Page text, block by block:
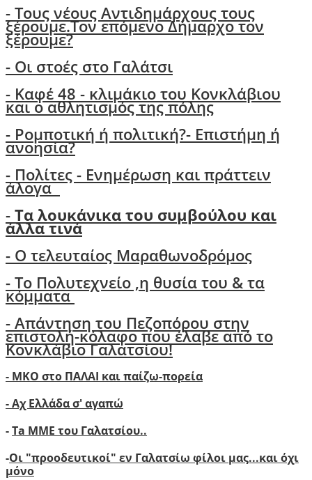
-Τους νέους Αντιδημάρχους τους
ξέρουμε.Τον επόμενο Δήμαρχο τον
ξέρουμε?
- Οι στοές στο Γαλάτσι
- Καφέ 48 - κλιμάκιο του Κονκλάβιου
και ο αθλητισμός της πόλης
- Ρομποτική ή πολιτική?- Επιστήμη ή
ανοησία?
- Πολίτες - Ενημέρωση και πράττειν
άλογα
-Τα λουκάνικα του συμβούλου και
άλλα τινά
- Ο τελευταίος Μαραθωνοδρόμος
- Το Πολυτεχνείο ,η θυσία του & τα
κόμματα
- Απάντηση του Πεζοπόρου στην
επιστολή-κόλαφο που έλαβε από το
Κονκλάβιο Γαλατσίου!
- ΜΚΟ στο ΠΑΛΑΙ και παίζω-πορεία
- Αχ Ελλάδα σ' αγαπώ
-Ta ΜΜΕ του Γαλατσίου..
-Οι "προοδευτικοί" εν Γαλατσίω φίλοι μας...και όχι
μόνο